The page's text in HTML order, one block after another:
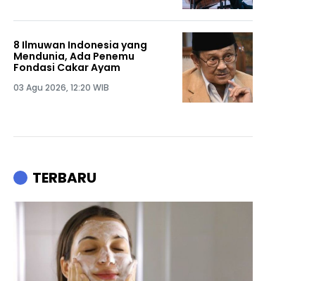
8 Ilmuwan Indonesia yang
Mendunia, Ada Penemu
Fondasi Cakar Ayam
03 Agu 2026, 12:20 WIB
TERBARU